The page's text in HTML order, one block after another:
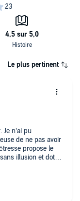
Le plus pertinent
Je n’ai pu
propose le
illusion et dotée
Esther est
patriarcale. On